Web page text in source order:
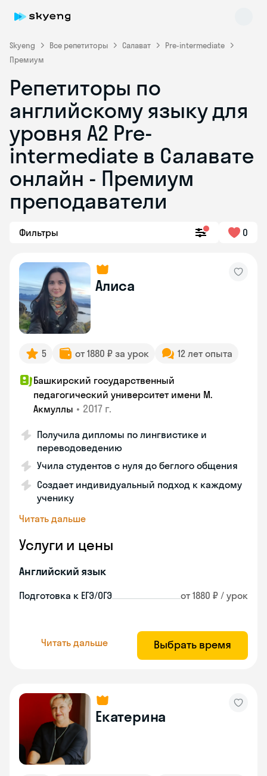
Skyeng Все репетиторы Салават
Pre-intermediate
Премиум
Репетиторы по
английскому языку для
уровня A2 Pre-
intermediate в Салавате
онлайн - Премиум
преподаватели
Фильтры 0
Алиса
5 от 1880 ₽ за урок 12 лет опыта
Башкирский государственный
педагогический университет имени М.
Акмуллы • 2017 г.
Получила дипломы по лингвистике и
переводоведению
Учила студентов с нуля до беглого общения
Создает индивидуальный подход к каждому
ученику
Читать дальше
Услуги и цены
Английский язык
Подготовка к ЕГЭ/ОГЭ от 1880 ₽ / урок
Читать дальше Выбрать время
Екатерина
Skyeng Chat